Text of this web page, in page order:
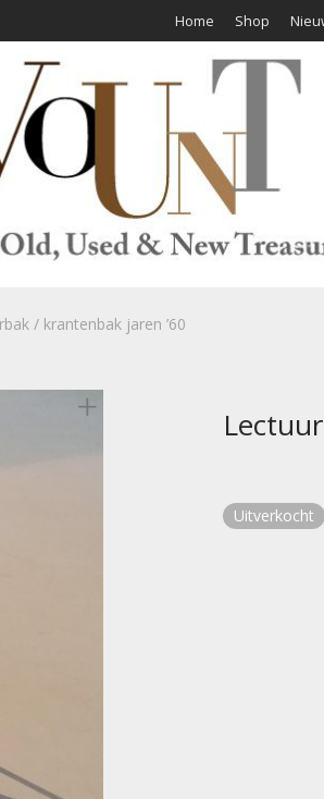
Home Shop
/ krantenbak jaren ’60
Uitverkocht